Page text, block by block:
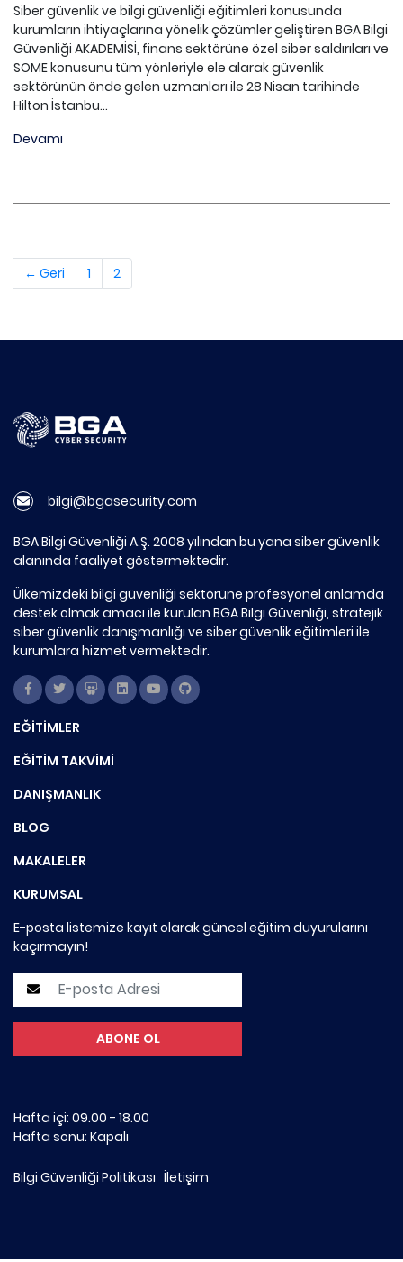
Siber güvenlik ve bilgi güvenliği eğitimleri konusunda
kurumların ihtiyaçlarına yönelik çözümler geliştiren BGA Bilgi
Güvenliği AKADEMİSİ, finans sektörüne özel siber saldırıları ve
SOME konusunu tüm yönleriyle ele alarak güvenlik
sektörünün önde gelen uzmanları ile 28 Nisan tarihinde
Hilton İstanbu...
Devamı
← Geri 1 2
bilgi@bgasecurity.com
BGA Bilgi Güvenliği A.Ş. 2008 yılından bu yana siber güvenlik
alanında faaliyet göstermektedir.
Ülkemizdeki bilgi güvenliği sektörüne profesyonel anlamda
destek olmak amacı ile kurulan BGA Bilgi Güvenliği, stratejik
siber güvenlik danışmanlığı ve siber güvenlik eğitimleri ile
kurumlara hizmet vermektedir.
EĞİTİMLER
EĞİTİM TAKVİMİ
DANIŞMANLIK
BLOG
MAKALELER
KURUMSAL
E-posta listemize kayıt olarak güncel eğitim duyurularını
kaçırmayın!
Hafta içi: 09.00 - 18.00
Hafta sonu: Kapalı
Bilgi Güvenliği Politikası İletişim